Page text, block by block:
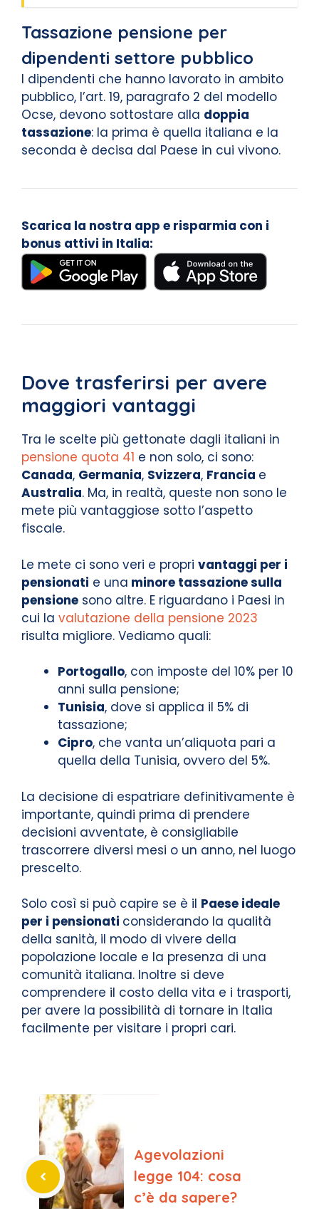
Tassazione pensione per
dipendenti settore pubblico
I dipendenti che hanno lavorato in ambito
pubblico, l’art. 19, paragrafo 2 del modello
Ocse, devono sottostare alla doppia
tassazione: la prima è quella italiana e la
seconda è decisa dal Paese in cui vivono.
Scarica la nostra app e risparmia con i
bonus attivi in Italia:
Dove trasferirsi per avere
maggiori vantaggi
Tra le scelte più gettonate dagli italiani in
pensione quota 41 e non solo, ci sono:
Canada, Germania, Svizzera, Francia e
Australia. Ma, in realtà, queste non sono le
mete più vantaggiose sotto l’aspetto
fiscale.
Le mete ci sono veri e propri vantaggi per i
pensionati e una minore tassazione sulla
pensione sono altre. E riguardano i Paesi in
cui la valutazione della pensione 2023
risulta migliore. Vediamo quali:
Portogallo, con imposte del 10% per 10
anni sulla pensione;
Tunisia, dove si applica il 5% di
tassazione;
Cipro, che vanta un’aliquota pari a
quella della Tunisia, ovvero del 5%.
La decisione di espatriare definitivamente è
importante, quindi prima di prendere
decisioni avventate, è consigliabile
trascorrere diversi mesi o un anno, nel luogo
prescelto.
Solo così si può capire se è il Paese ideale
per i pensionati considerando la qualità
della sanità, il modo di vivere della
popolazione locale e la presenza di una
comunità italiana. Inoltre si deve
comprendere il costo della vita e i trasporti,
per avere la possibilità di tornare in Italia
facilmente per visitare i propri cari.
Agevolazioni
legge 104: cosa
c’è da sapere?